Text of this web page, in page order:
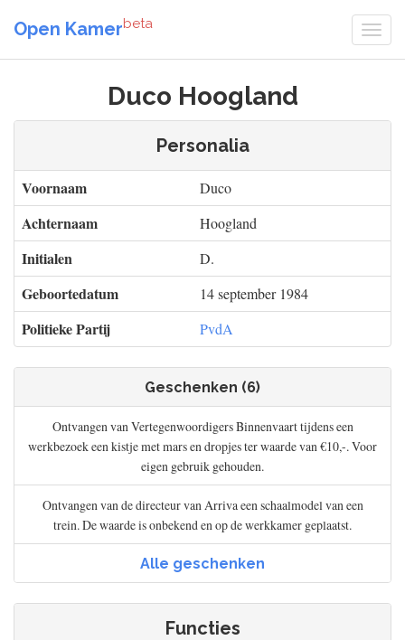
Open Kamerbeta
Duco Hoogland
Personalia
Voornaam Duco
Achternaam Hoogland
Initialen D.
Geboortedatum 14 september 1984
Politieke Partij PvdA
Geschenken (6)
Ontvangen van Vertegenwoordigers Binnenvaart tijdens een
werkbezoek een kistje met mars en dropjes ter waarde van €10,-. Voor
eigen gebruik gehouden.
Ontvangen van de directeur van Arriva een schaalmodel van een
trein. De waarde is onbekend en op de werkkamer geplaatst.
Alle geschenken
Functies